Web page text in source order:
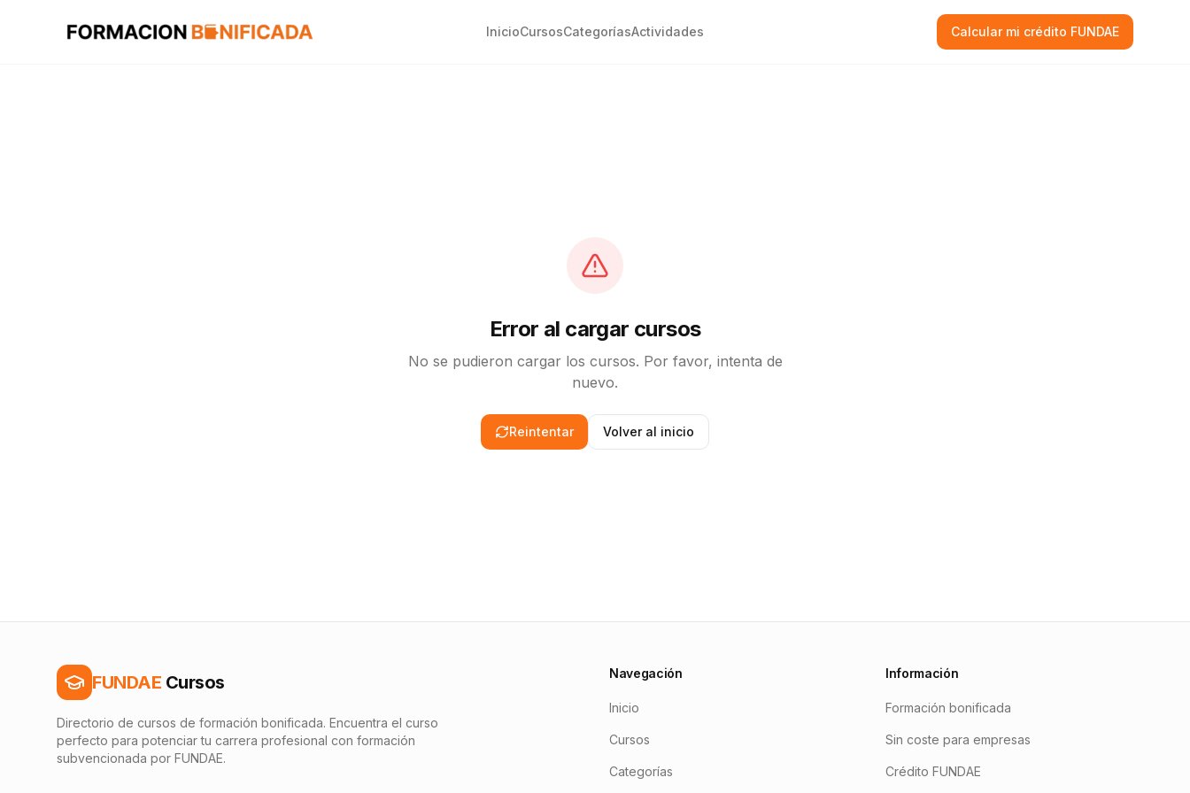
InicioCursosCategoríasActividades Calcular mi crédito FUNDAE
Error al cargar cursos
No se pudieron cargar los cursos. Por favor, intenta de
nuevo.
Reintentar Volver al inicio
FUNDAE Cursos
Directorio de cursos de formación bonificada. Encuentra el curso
perfecto para potenciar tu carrera profesional con formación
subvencionada por FUNDAE.
Navegación
Inicio
Cursos
Categorías
Información
Formación bonificada
Sin coste para empresas
Crédito FUNDAE